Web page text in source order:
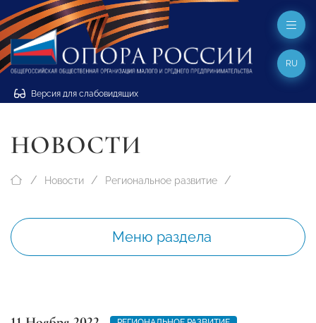
Версия для слабовидящих
RU
НОВОСТИ
Новости Региональное развитие
Меню раздела